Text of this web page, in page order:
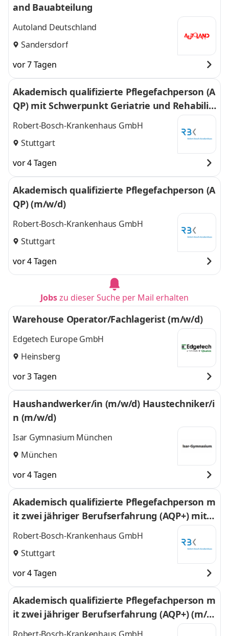
and Bauabteilung
Autoland Deutschland
Sandersdorf
vor 7 Tagen
Akademisch qualifizierte Pflegefachperson (A
QP) mit Schwerpunkt Geriatrie und Rehabilit
ation am Standort City
Robert-Bosch-Krankenhaus GmbH
Stuttgart
vor 4 Tagen
Akademisch qualifizierte Pflegefachperson (A
QP) (m/w/d)
Robert-Bosch-Krankenhaus GmbH
Stuttgart
vor 4 Tagen
Jobszu dieser Suche per Mail erhalten
Warehouse Operator/Fachlagerist (m/w/d)
Edgetech Europe GmbH
Heinsberg
vor 3 Tagen
Haushandwerker/in (m/w/d) Haustechniker/i
n (m/w/d)
Isar Gymnasium München
München
vor 4 Tagen
Akademisch qualifizierte Pflegefachperson m
it zwei jähriger Berufserfahrung (AQP+) mit S
chwerpunkt Geriatrie und Rehabilitation am
Robert-Bosch-Krankenhaus GmbH
Stuttgart
vor 4 Tagen
Akademisch qualifizierte Pflegefachperson m
it zwei jähriger Berufserfahrung (AQP+) (m/
w/d)